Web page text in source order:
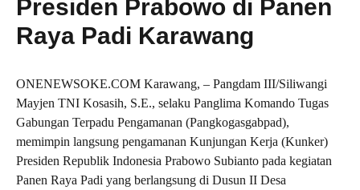
Presiden Prabowo di Panen
Raya Padi Karawang
ONENEWSOKE.COM Karawang, – Pangdam III/Siliwangi
Mayjen TNI Kosasih, S.E., selaku Panglima Komando Tugas
Gabungan Terpadu Pengamanan (Pangkogasgabpad),
memimpin langsung pengamanan Kunjungan Kerja (Kunker)
Presiden Republik Indonesia Prabowo Subianto pada kegiatan
Panen Raya Padi yang berlangsung di Dusun II Desa